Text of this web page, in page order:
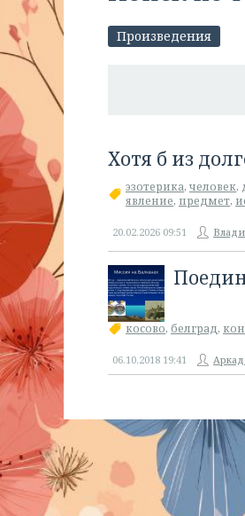
Произведения
Хотя б из
эзотерика, человек,
явление, предмет,
20.02.2026 09:51
косово, белград,
06.10.2018 19:41